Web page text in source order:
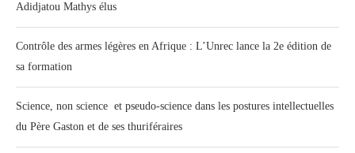
Adidjatou Mathys élus
Contrôle des armes légères en Afrique : L’Unrec lance la 2e édition de
sa formation
Science, non science et pseudo-science dans les postures intellectuelles
du Père Gaston et de ses thuriféraires